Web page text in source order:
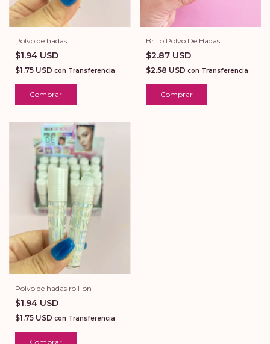
Polvo de hadas
$1.94 USD
$1.75 USD con Transferencia
Brillo Polvo De Hadas
$2.87 USD
$2.58 USD con Transferencia
Polvo de hadas roll-on
$1.94 USD
$1.75 USD con Transferencia